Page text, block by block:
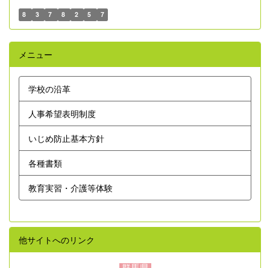
8 3 7 8 2 5 7
メニュー
学校の沿革
人事希望表明制度
いじめ防止基本方針
各種書類
教育実習・介護等体験
他サイトへのリンク